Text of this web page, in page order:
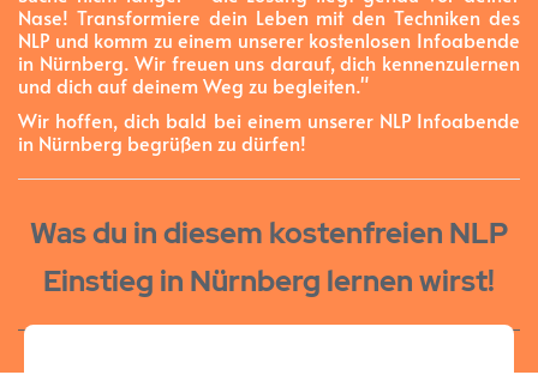
Nase! Transformiere dein Leben mit den Techniken des
NLP und komm zu einem unserer kostenlosen Infoabende
in Nürnberg. Wir freuen uns darauf, dich kennenzulernen
und dich auf deinem Weg zu begleiten."
Wir hoffen, dich bald bei einem unserer NLP Infoabende
in Nürnberg begrüßen zu dürfen!
Was du in diesem kostenfreien NLP
Einstieg in Nürnberg lernen wirst!